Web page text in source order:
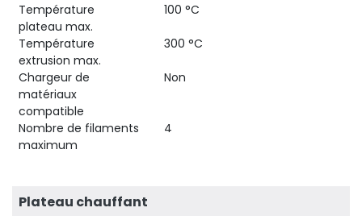
Température
plateau max.
100 °C
Température
extrusion max.
300 °C
Chargeur de
matériaux
compatible
Non
Nombre de filaments
maximum
4
Plateau chauffant